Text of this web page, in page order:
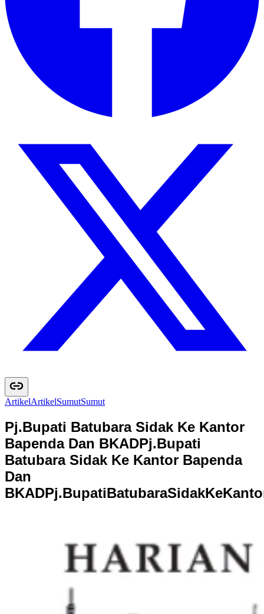
ArtikelArtikelSumutSumut
Pj.Bupati Batubara Sidak Ke Kantor
Bapenda Dan BKADPj.Bupati
Batubara Sidak Ke Kantor Bapenda
Dan
BKADPj.BupatiBatubaraSidakKeKanto